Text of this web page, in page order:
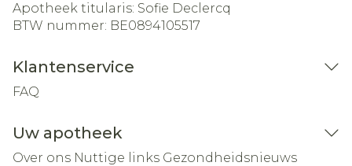
Apotheek titularis: Sofie Declercq
BTW nummer: BE0894105517
Klantenservice
FAQ
Uw apotheek
Over ons Nuttige links Gezondheidsnieuws